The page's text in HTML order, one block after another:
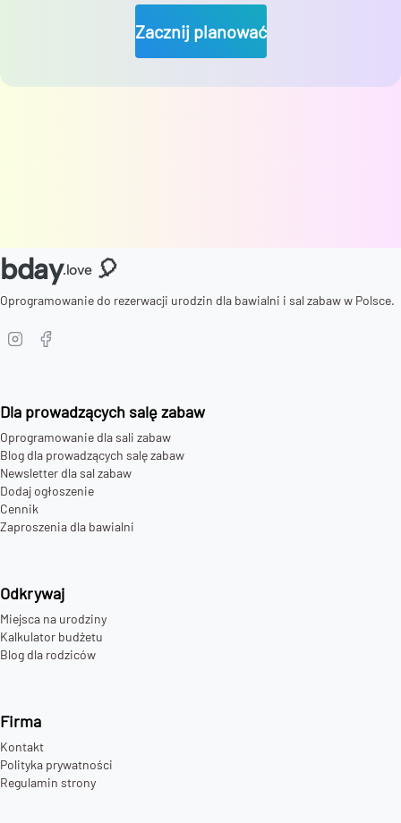
Zacznij planować
bday.love 🎈
Oprogramowanie do rezerwacji urodzin dla bawialni i sal zabaw w Polsce.
Dla prowadzących salę zabaw
Oprogramowanie dla sali zabaw
Blog dla prowadzących salę zabaw
Newsletter dla sal zabaw
Dodaj ogłoszenie
Cennik
Zaproszenia dla bawialni
Odkrywaj
Miejsca na urodziny
Kalkulator budżetu
Blog dla rodziców
Firma
Kontakt
Polityka prywatności
Regulamin strony